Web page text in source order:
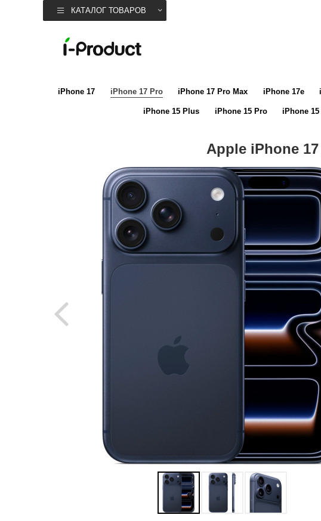
КАТАЛОГ ТОВАРОВ
iPhone 17 iPhone 17 Pro iPhone 17 Pro Max iPhone 17e
iPhone 15 Plus iPhone 15 Pro iPhone
Apple iPhone